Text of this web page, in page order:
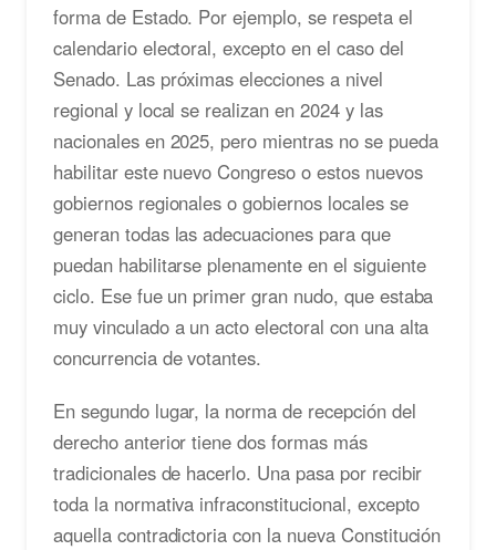
forma de Estado. Por ejemplo, se respeta el
calendario electoral, excepto en el caso del
Senado. Las próximas elecciones a nivel
regional y local se realizan en 2024 y las
nacionales en 2025, pero mientras no se pueda
habilitar este nuevo Congreso o estos nuevos
gobiernos regionales o gobiernos locales se
generan todas las adecuaciones para que
puedan habilitarse plenamente en el siguiente
ciclo. Ese fue un primer gran nudo, que estaba
muy vinculado a un acto electoral con una alta
concurrencia de votantes.
En segundo lugar, la norma de recepción del
derecho anterior tiene dos formas más
tradicionales de hacerlo. Una pasa por recibir
toda la normativa infraconstitucional, excepto
aquella contradictoria con la nueva Constitución